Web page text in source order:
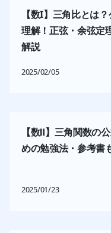
【数I】三角比とは
理解！正弦・余弦定
解説
2025/02/05
【数Ⅱ】三角関数の
めの勉強法・参考書
2025/01/23